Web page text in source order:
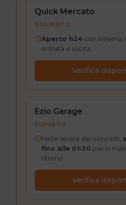
Quick Mercato
SCOPERTO
Aperto h24 con sistema
entrata e uscita.
Verifica
Ezio Garage
COPERTO
Nelle serate dei concerti,
fino alle 01:30 per la
ritorno.
Verifica